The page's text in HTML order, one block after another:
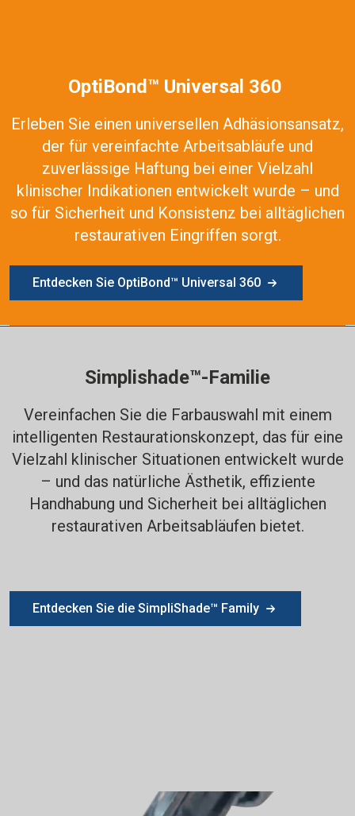
OptiBond™ Universal 360
Erleben Sie einen universellen Adhäsionsansatz,
der für vereinfachte Arbeitsabläufe und
zuverlässige Haftung bei einer Vielzahl
klinischer Indikationen entwickelt wurde – und
so für Sicherheit und Konsistenz bei alltäglichen
restaurativen Eingriffen sorgt.
Entdecken Sie OptiBond™ Universal 360
Simplishade™-Familie
Vereinfachen Sie die Farbauswahl mit einem
intelligenten Restaurationskonzept, das für eine
Vielzahl klinischer Situationen entwickelt wurde
– und das natürliche Ästhetik, effiziente
Handhabung und Sicherheit bei alltäglichen
restaurativen Arbeitsabläufen bietet.
Entdecken Sie die SimpliShade™ Family